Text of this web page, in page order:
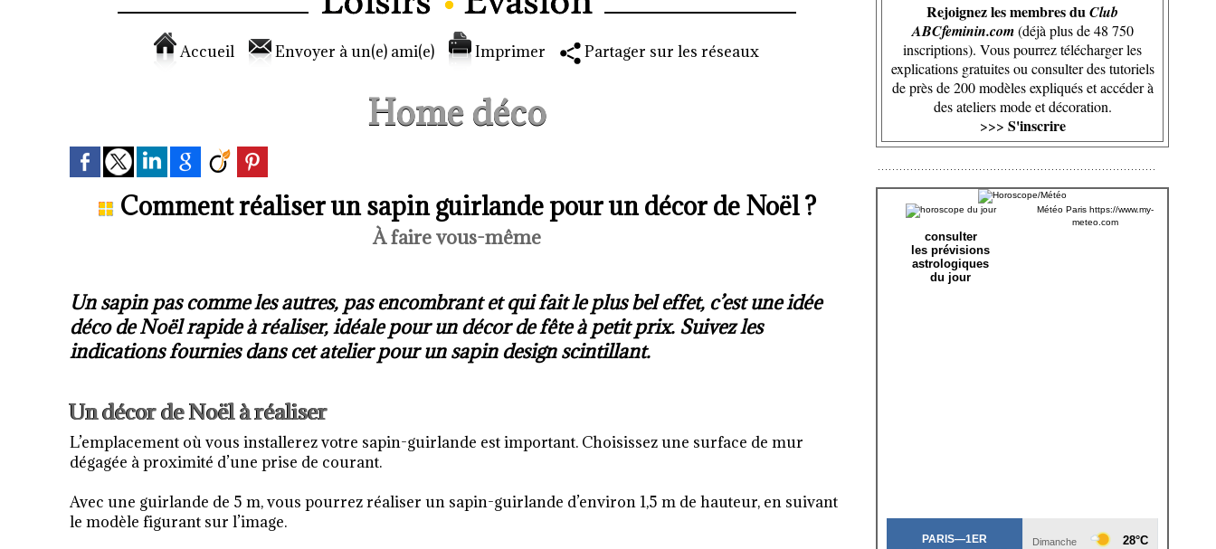
Accueil Envoyer à un(e) ami(e) Imprimer Partager sur les réseaux
Home déco
Comment réaliser un sapin guirlande pour un décor de Noël ?
À faire vous-même
Un sapin pas comme les autres, pas encombrant et qui fait le plus bel effet, c’est une idée
déco de Noël rapide à réaliser, idéale pour un décor de fête à petit prix. Suivez les
indications fournies dans cet atelier pour un sapin design scintillant.
Un décor de Noël à réaliser
L’emplacement où vous installerez votre sapin-guirlande est important. Choisissez une surface de mur
dégagée à proximité d’une prise de courant.
Avec une guirlande de 5 m, vous pourrez réaliser un sapin-guirlande d’environ 1,5 m de hauteur, en suivant
le modèle figurant sur l’image.
Rejoignez les membres duClub
ABCfeminin.com(déjà plus de 48 750
inscriptions). Vous pourrez télécharger les
explications gratuites ou consulter des tutoriels
de près de 200 modèles expliqués et accéder à
des ateliers mode et décoration.
>>> S'inscrire
consulter
les prévisions
astrologiques
du jour
Météo Paris https://www.my-
meteo.com